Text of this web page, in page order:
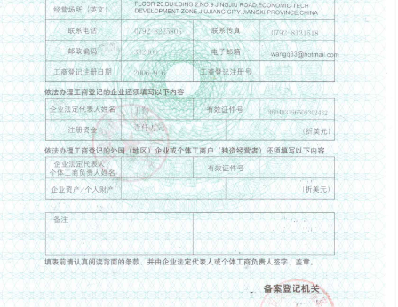
FILING FORM OF FOREIGN TRADE OPERATION
LICENSE